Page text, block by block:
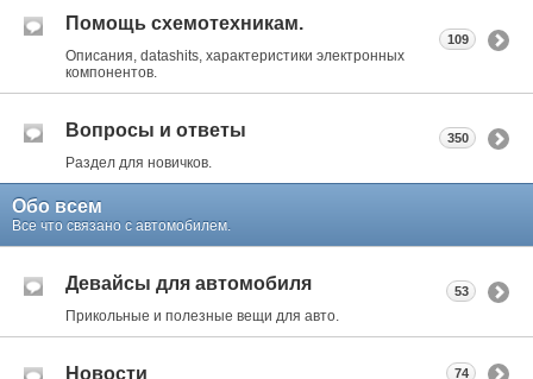
Помощь схемотехникам.
Описания, datashits, характеристики электронных
компонентов.
109
Вопросы и ответы
Раздел для новичков.
350
Обо всем
Все что связано с автомобилем.
Девайсы для автомобиля
Прикольные и полезные вещи для авто.
53
Новости 74